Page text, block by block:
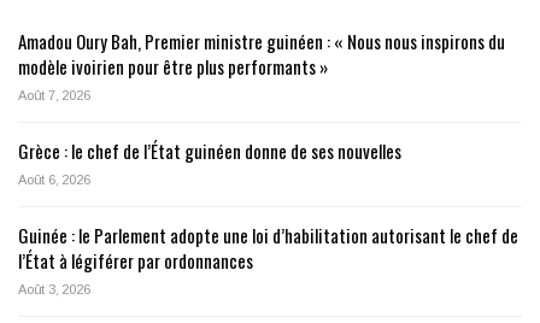
Amadou Oury Bah, Premier ministre guinéen : « Nous nous inspirons du
modèle ivoirien pour être plus performants »
Août 7, 2026
Grèce : le chef de l’État guinéen donne de ses nouvelles
Août 6, 2026
Guinée : le Parlement adopte une loi d’habilitation autorisant le chef de
l’État à légiférer par ordonnances
Août 3, 2026